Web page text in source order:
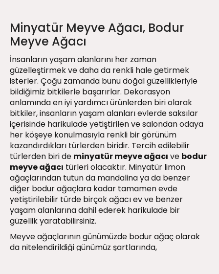
Minyatür Meyve Ağacı, Bodur
Meyve Ağacı
İnsanların yaşam alanlarını her zaman
güzelleştirmek ve daha da renkli hale getirmek
isterler. Çoğu zamanda bunu doğal güzellikleriyle
bildiğimiz bitkilerle başarırlar. Dekorasyon
anlamında en iyi yardımcı ürünlerden biri olarak
bitkiler, insanların yaşam alanları evlerde saksılar
içerisinde harikulade yetiştirilen ve salondan odaya
her köşeye konulmasıyla renkli bir görünüm
kazandırdıkları türlerden biridir. Tercih edilebilir
türlerden biri de minyatür meyve ağacı ve bodur
meyve ağacı türleri olacaktır. Minyatür limon
ağaçlarından tutun da mandalina ya da benzer
diğer bodur ağaçlara kadar tamamen evde
yetiştirilebilir türde birçok ağacı ev ve benzer
yaşam alanlarına dahil ederek harikulade bir
güzellik yaratabilirsiniz.
Meyve ağaçlarının günümüzde bodur ağaç olarak
da nitelendirildiği günümüz şartlarında,